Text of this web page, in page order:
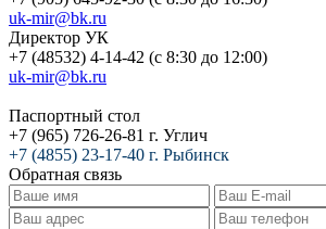
uk-mir@bk.ru
Директор УК
+7 (48532) 4-14-42 (с 8:30 до 12:00)
uk-mir@bk.ru
Паспортный стол
+7 (965) 726-26-81 г. Углич
+7 (4855) 23-17-40 г. Рыбинск
Обратная связь